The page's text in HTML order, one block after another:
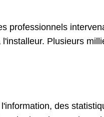
professionnels
Plusieurs
des